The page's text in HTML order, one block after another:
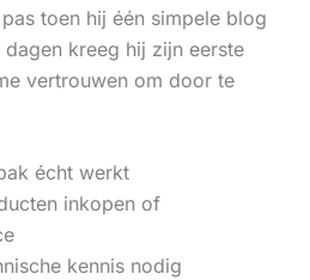
toen hij één simpele blog
kreeg hij zijn eerste
vertrouwen om door te
écht werkt
inkopen of
kennis nodig